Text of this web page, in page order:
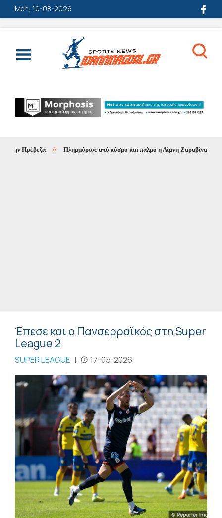
Mon, 10-08-2026
Πρέβεζα // Πλημμύρισε από κόσμο και παλμό η Λίμνη Ζαραβίνα –
Έπεσε και ο Πανσερραϊκός στη Super
League 2
SUPER LEAGUE | 17-05-2026